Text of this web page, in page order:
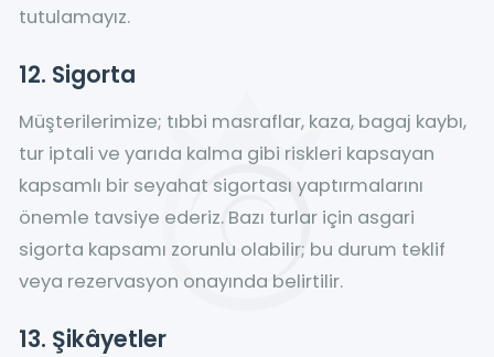
tutulamayız.
12. Sigorta
Müşterilerimize; tıbbi masraflar, kaza, bagaj kaybı,
tur iptali ve yarıda kalma gibi riskleri kapsayan
kapsamlı bir seyahat sigortası yaptırmalarını
önemle tavsiye ederiz. Bazı turlar için asgari
sigorta kapsamı zorunlu olabilir; bu durum teklif
veya rezervasyon onayında belirtilir.
13. Şikâyetler